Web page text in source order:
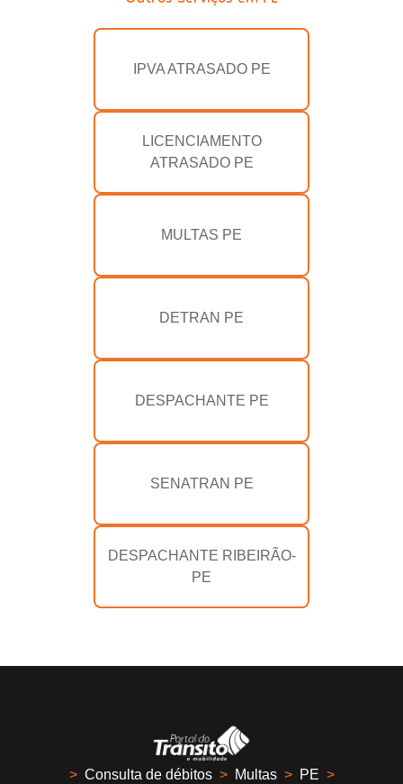
IPVA ATRASADO PE
LICENCIAMENTO
ATRASADO PE
MULTAS PE
DETRAN PE
DESPACHANTE PE
SENATRAN PE
DESPACHANTE RIBEIRÃO-
PE
> Consulta de débitos > Multas > PE >